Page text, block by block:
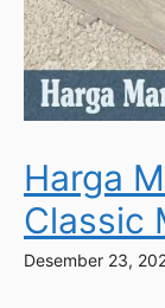
Harga
Classic
Desember 23,